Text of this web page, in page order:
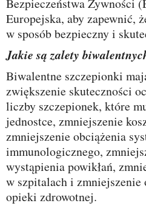
Bezpieczeństwa Żywności
Europejska, aby zapewnić,
w sposób bezpieczny i
Jakie są zalety
Biwalentne szczepionki mają wiele zalet, w tym:
zwiększenie skuteczności
liczby szczepionek, które
jednostce, zmniejszenie
zmniejszenie obciążenia
immunologicznego,
wystąpienia powikłań,
w szpitalach i zmniejszenie
opieki zdrowotnej.